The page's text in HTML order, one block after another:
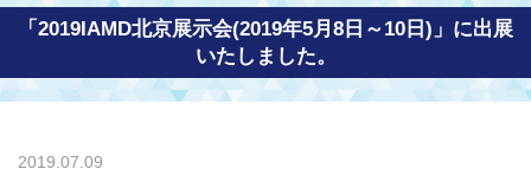
「2019IAMD北京展示会(2019年5月8日～10日)」に出展
いたしました。
2019.07.09